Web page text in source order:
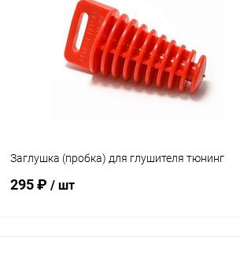
Сравнение
В избранное В наличии
Заглушка (пробка) для глушителя тюнинг
295 ₽ / шт